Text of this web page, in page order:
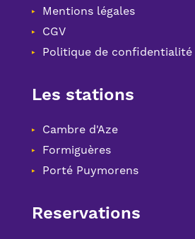
Mentions légales
CGV
Politique de confidentialité
Les stations
Cambre d'Aze
Formiguères
Porté Puymorens
Reservations